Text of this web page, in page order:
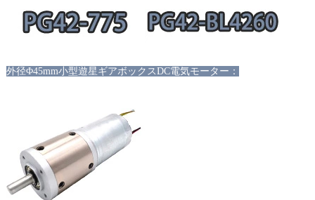
外径Φ45mm小型遊星ギアボックスDC電気モーター：